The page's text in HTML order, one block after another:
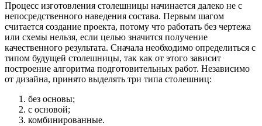
Процесс изготовления столешницы начинается далеко не с
непосредственного наведения состава. Первым шагом
считается создание проекта, потому что работать без чертежа
или схемы нельзя, если целью значится получение
качественного результата. Сначала необходимо определиться с
типом будущей столешницы, так как от этого зависит
построение алгоритма подготовительных работ. Независимо
от дизайна, принято выделять три типа столешниц:
без основы;
с основой;
комбинированные.